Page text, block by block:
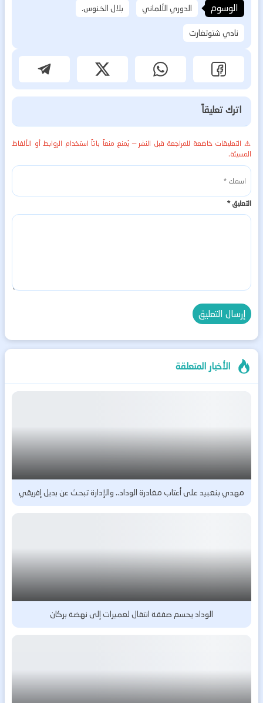
الوسوم الدوري الألماني
بلال الخنوس.
نادي شتوتغارت
اترك تعليقاً
⚠️ التعليقات خاضعة للمراجعة قبل النشر — يُمنع منعاً باتاً استخدام الروابط أو الألفاظ
المسيئة.
التعليق*
الأخبار المتعلقة
مهدي بنعبيد على أعتاب مغادرة الوداد.. والإدارة تبحث عن بديل إفريقي
الوداد يحسم صفقة انتقال لعميرات إلى نهضة بركان